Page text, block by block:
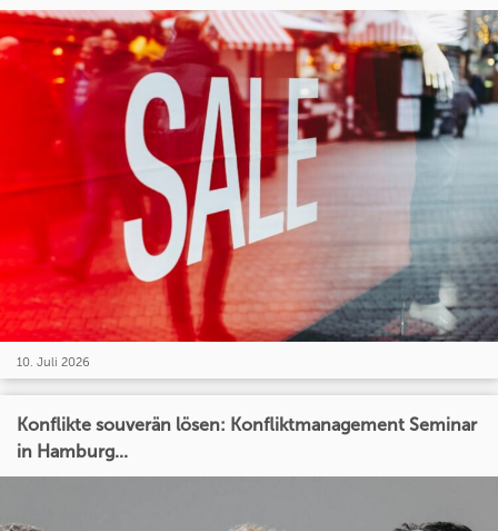
10. Juli 2026
Konflikte souverän lösen: Konfliktmanagement Seminar
in Hamburg...